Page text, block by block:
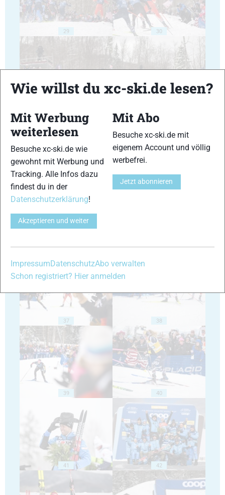
29 30
33 34
35 36
37 38
39 40
41 42
Wie willst du xc-ski.de lesen?
Mit Werbung
weiterlesen
Besuche xc-ski.de wie
gewohnt mit Werbung und
Tracking. Alle Infos dazu
findest du in der
Datenschutzerklärung!
Akzeptieren und weiter
Mit Abo
Besuche xc-ski.de mit
eigenem Account und völlig
werbefrei.
Jetzt abonnieren
Impressum DatenschutzAbo verwalten
Schon registriert? Hier anmelden